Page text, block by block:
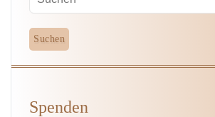
Spenden